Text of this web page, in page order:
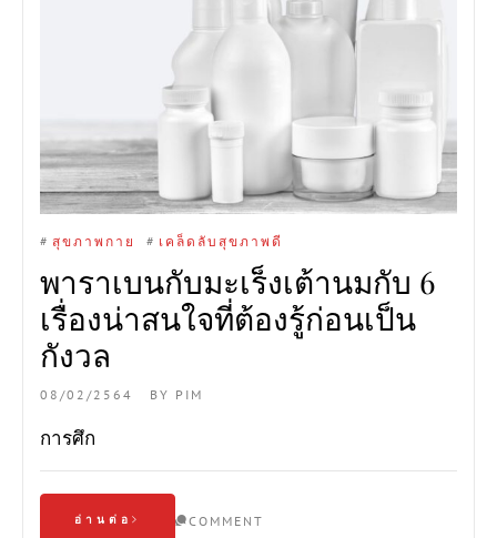
# สุขภาพกาย # เคล็ดลับสุขภาพดี
พาราเบนกับมะเร็งเต้านมกับ 6
เรื่องน่าสนใจที่ต้องรู้ก่อนเป็น
กังวล
08/02/2564 BY PIM
การศึก
อ่านต่อ COMMENT